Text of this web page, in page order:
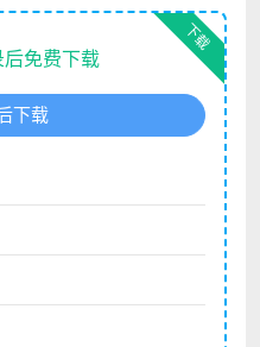
下载
免费下载
下载